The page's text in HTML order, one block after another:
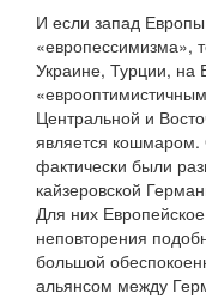
И если запад
«европессимизма»,
Украине, Турции, на
Центральной и
является
фактически были
кайзеровской
Для них
неповторения
большой
альянсом между